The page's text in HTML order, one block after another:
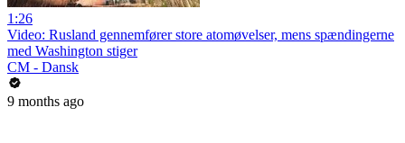
1:26
Video: Rusland gennemfører store atomøvelser, mens spændingerne
med Washington stiger
CM - Dansk
9 months ago